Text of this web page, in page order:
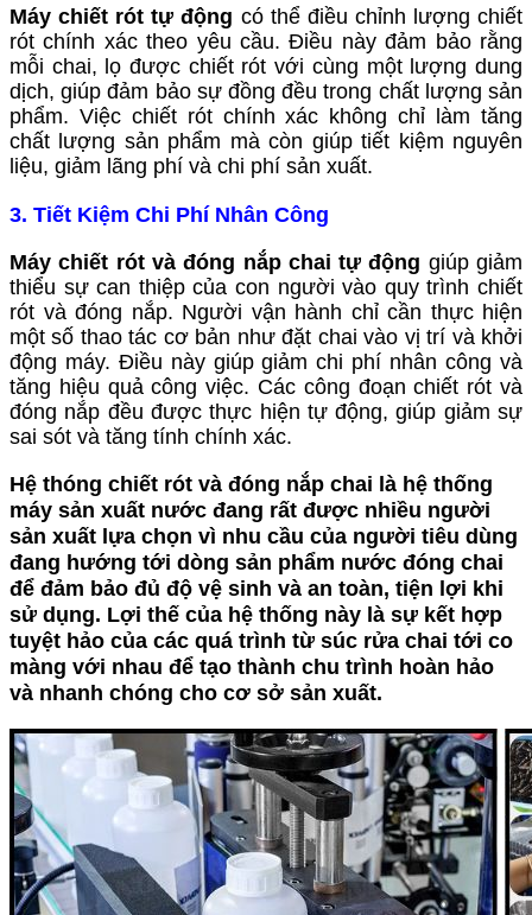
Máy chiết rót tự động có thể điều chỉnh lượng chiết
rót chính xác theo yêu cầu. Điều này đảm bảo rằng
mỗi chai, lọ được chiết rót với cùng một lượng dung
dịch, giúp đảm bảo sự đồng đều trong chất lượng sản
phẩm. Việc chiết rót chính xác không chỉ làm tăng
chất lượng sản phẩm mà còn giúp tiết kiệm nguyên
liệu, giảm lãng phí và chi phí sản xuất.
3. Tiết Kiệm Chi Phí Nhân Công
Máy chiết rót và đóng nắp chai tự động giúp giảm
thiểu sự can thiệp của con người vào quy trình chiết
rót và đóng nắp. Người vận hành chỉ cần thực hiện
một số thao tác cơ bản như đặt chai vào vị trí và khởi
động máy. Điều này giúp giảm chi phí nhân công và
tăng hiệu quả công việc. Các công đoạn chiết rót và
đóng nắp đều được thực hiện tự động, giúp giảm sự
sai sót và tăng tính chính xác.
Hệ thóng chiết rót và đóng nắp chai là hệ thống
máy sản xuất nước đang rất được nhiều người
sản xuất lựa chọn vì nhu cầu của người tiêu dùng
đang hướng tới dòng sản phẩm nước đóng chai
để đảm bảo đủ độ vệ sinh và an toàn, tiện lợi khi
sử dụng. Lợi thế của hệ thống này là sự kết hợp
tuyệt hảo của các quá trình từ súc rửa chai tới co
màng với nhau để tạo thành chu trình hoàn hảo
và nhanh chóng cho cơ sở sản xuất.